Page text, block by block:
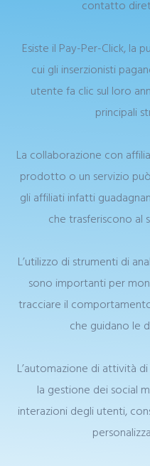
contatto
Esiste il Pay-Per-Click, la
cui gli inserzionisti
utente fa clic sul loro
principali
La collaborazione con
prodotto o un servizio
gli affiliati infatti
che trasferiscono al
L’utilizzo di strumenti di
sono importanti per
tracciare il
che guidano le
L’automazione di attività
la gestione dei social
interazioni degli utenti,